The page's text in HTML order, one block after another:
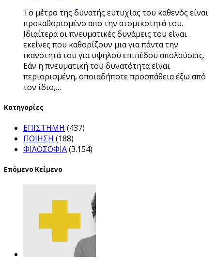
To μέτρο της δυνατής ευτυχίας του καθενός είναι
προκαθορισμένο από την ατομικότητά του.
Ιδιαίτερα οι πνευματικές δυνάμεις του είναι
εκείνες που καθορίζουν μια για πάντα την
ικανότητά του για υψηλού επιπέδου απολαύσεις.
Εάν η πνευματική του δυνατότητα είναι
περιορισμένη, οποιαδήποτε προσπάθεια έξω από
τον ίδιο,…
Kατηγορίες
ΕΠΙΣΤΗΜΗ (437)
ΠΟΙΗΣΗ (188)
ΦΙΛΟΣΟΦΙΑ(3.154)
Επόμενο Κείμενο